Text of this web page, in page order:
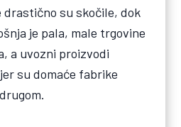
drastično su skočile, dok
je pala, male trgovine
a uvozni proizvodi
su domaće fabrike